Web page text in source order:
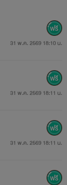
31 พ.ค. 2569 18:10 น.
31 พ.ค. 2569 18:11 น.
31 พ.ค. 2569 18:11 น.